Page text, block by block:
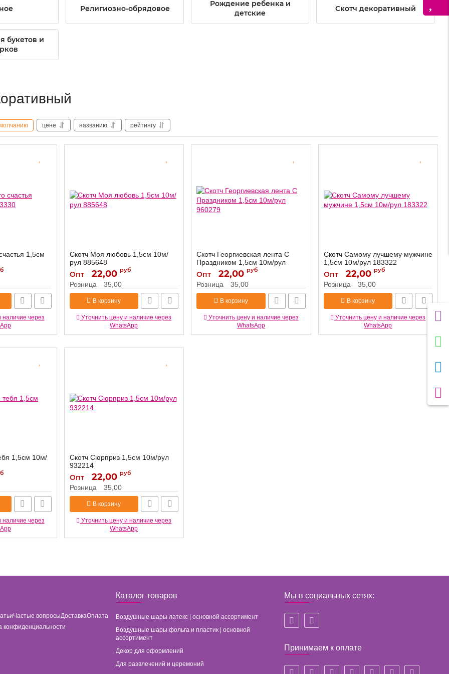
Религиозно-обрядовое
Рождение ребенка и
детские
Скотч декоративный
букетов и
цене названию рейтингу
1,5см
через
Скотч Моя любовь 1,5см 10м/
рул 885648
Артикул: 885648
Опт 22,00 руб
Розница 35,00
В корзину
Уточнить цену и наличие через
WhatsApp
Скотч Георгиевская лента С
Праздником 1,5см 10м/рул
960279
960279
Опт 22,00 руб
Розница 35,00
В корзину
Уточнить цену и наличие через
WhatsApp
Скотч Самому лучшему мужчине
1,5см 10м/рул 183322
Артикул: 183322
Опт 22,00 руб
Розница 35,00
В корзину
Уточнить цену и наличие через
WhatsApp
1,5см 10м/
через
Скотч Сюрприз 1,5см 10м/рул
932214
Артикул: 932214
Опт 22,00 руб
Розница 35,00
В корзину
Уточнить цену и наличие через
WhatsApp
Частые вопросыДоставкаОплата
конфиденциальности
Каталог товаров
Воздушные шары латекс | основной ассортимент
Воздушные шары фольга и пластик | основной
ассортимент
Декор для оформлений
Для развлечений и церемоний
Мы в социальных сетях:
Принимаем к оплате